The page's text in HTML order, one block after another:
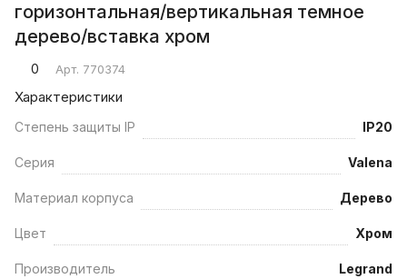
горизонтальная/вертикальная темное
дерево/вставка хром
0 Арт. 770374
Характеристики
Степень защиты IP IP20
Серия Valena
Материал корпуса Дерево
Цвет Хром
Производитель Legrand